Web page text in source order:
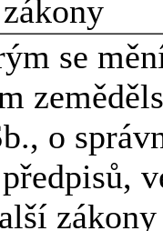
se
o
zákony